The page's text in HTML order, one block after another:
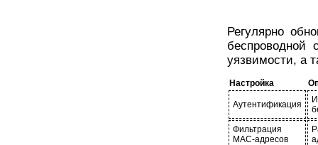
Регулярно
беспроводной
уязвимости, а
Настройка
Аутентификация
Фильтрация
MAC-адресов